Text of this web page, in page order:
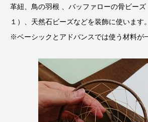
革紐、鳥の羽根 、バッファローの骨ビー
１）、天然石ビーズなどを装飾に使います。
※ベーシックとアドバンスでは使う材料が